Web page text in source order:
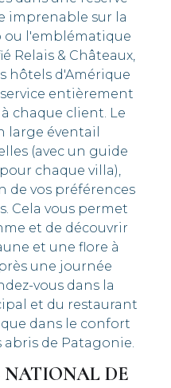
imprenable sur la
ou l'emblématique
Relais & Châteaux,
hôtels d'Amérique
entièrement
chaque client. Le
large éventail
(avec un guide
chaque villa),
de vos préférences
Cela vous permet
et de découvrir
et une flore à
une journée
vous dans la
et du restaurant
dans le confort
abris de Patagonie.
NATIONAL DE